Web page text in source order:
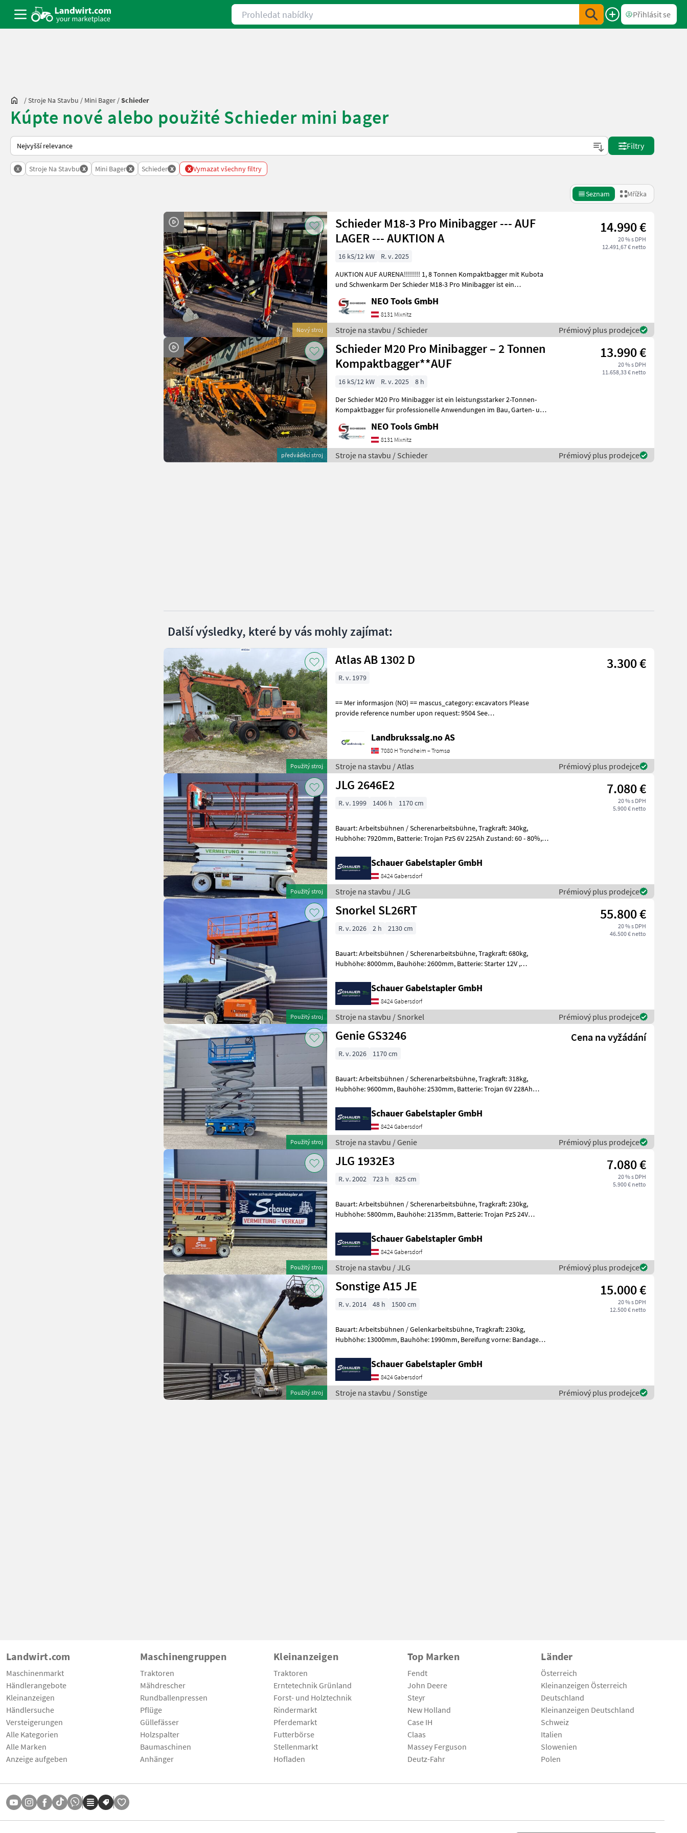
Prohledat nabídky
Přihlásit se
/Stroje Na Stavbu / Mini Bager /Schieder
Kúpte nové alebo použité Schieder mini bager
Takto se řadí nabídky na Landwirt.com
Filtry
x Stroje Na Stavbu x Mini Bager x Schieder x x Vymazat všechny filtry
Seznam Mřížka
Nový stroj
Schieder M18-3 Pro Minibagger --- AUF
LAGER --- AUKTION A
14.990 €
20 % s DPH
12.491,67 € netto
16 kS/12 kW
R. v. 2025
AUKTION AUF AURENA!!!!!!!! 1, 8 Tonnen Kompaktbagger mit Kubota
und Schwenkarm Der Schieder M18-3 Pro Minibagger ist ein
NEO Tools GmbH
8131 Mixnitz
Stroje na stavbu / Schieder Prémiový plus prodejce
předváděcí stroj
Schieder M20 Pro Minibagger – 2 Tonnen
Kompaktbagger**AUF
13.990 €
20 % s DPH
11.658,33 € netto
16 kS/12 kW R. v. 2025
8 h
Der Schieder M20 Pro Minibagger ist ein leistungsstarker 2-Tonnen-
Kompaktbagger für professionelle Anwendungen im Bau, Garten- und
NEO Tools GmbH
8131 Mixnitz
Stroje na stavbu / Schieder Prémiový plus prodejce
Další výsledky, které by vás mohly zajímat:
Použitý stroj
Atlas AB 1302 D 3.300 €
R. v. 1979
== Mer informasjon (NO) == mascus_category: excavators Please
provide reference number upon request: 9504 See
Landbrukssalg.no AS
7080 H Trondheim – Tromsø
Stroje na stavbu / Atlas Prémiový plus prodejce
Použitý stroj
JLG 2646E2 7.080 €
20 % s DPH
5.900 € netto
R. v. 1999 1406 h 1170 cm
Bauart: Arbeitsbühnen / Scherenarbeitsbühne, Tragkraft: 340kg,
Hubhöhe: 7920mm, Batterie: Trojan PzS 6V 225Ah Zustand: 60 - 80%,
Schauer Gabelstapler GmbH
8424 Gabersdorf
Stroje na stavbu / JLG Prémiový plus prodejce
Použitý stroj
Snorkel SL26RT 55.800 €
20 % s DPH
46.500 € netto
R. v. 2026 2 h 2130 cm
Bauart: Arbeitsbühnen / Scherenarbeitsbühne, Tragkraft: 680kg,
Hubhöhe: 8000mm, Bauhöhe: 2600mm, Batterie: Starter 12V ,
Schauer Gabelstapler GmbH
8424 Gabersdorf
Stroje na stavbu / Snorkel Prémiový plus prodejce
Použitý stroj
Genie GS3246 Cena na vyžádání
R. v. 2026 1170 cm
Bauart: Arbeitsbühnen / Scherenarbeitsbühne, Tragkraft: 318kg,
Hubhöhe: 9600mm, Bauhöhe: 2530mm, Batterie: Trojan 6V 228Ah
Schauer Gabelstapler GmbH
8424 Gabersdorf
Stroje na stavbu / Genie Prémiový plus prodejce
Použitý stroj
JLG 1932E3 7.080 €
20 % s DPH
5.900 € netto
R. v. 2002 723 h 825 cm
Bauart: Arbeitsbühnen / Scherenarbeitsbühne, Tragkraft: 230kg,
Hubhöhe: 5800mm, Bauhöhe: 2135mm, Batterie: Trojan PzS 24V
Schauer Gabelstapler GmbH
8424 Gabersdorf
Stroje na stavbu / JLG Prémiový plus prodejce
Použitý stroj
Sonstige A15 JE 15.000 €
20 % s DPH
12.500 € netto
R. v. 2014 48 h 1500 cm
Bauart: Arbeitsbühnen / Gelenkarbeitsbühne, Tragkraft: 230kg,
Hubhöhe: 13000mm, Bauhöhe: 1990mm, Bereifung vorne: Bandagen
Schauer Gabelstapler GmbH
8424 Gabersdorf
Stroje na stavbu / Sonstige Prémiový plus prodejce
Landwirt.com
Maschinenmarkt
Händlerangebote
Kleinanzeigen
Händlersuche
Versteigerungen
Alle Kategorien
Alle Marken
Anzeige aufgeben
Maschinengruppen
Traktoren
Mähdrescher
Rundballenpressen
Pflüge
Güllefässer
Holzspalter
Baumaschinen
Anhänger
Kleinanzeigen
Traktoren
Erntetechnik Grünland
Forst- und Holztechnik
Rindermarkt
Pferdemarkt
Futterbörse
Stellenmarkt
Hofladen
Top Marken
Fendt
John Deere
Steyr
New Holland
Case IH
Claas
Massey Ferguson
Deutz-Fahr
Länder
Österreich
Kleinanzeigen Österreich
Deutschland
Kleinanzeigen Deutschland
Schweiz
Italien
Slowenien
Polen